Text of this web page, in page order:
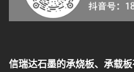
信瑞达石墨的承烧板、承载